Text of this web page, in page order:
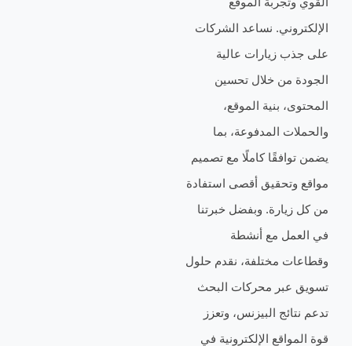
نساعد الشركات
زيارات عالية
خلال تحسين
بنية الموقع،
المدفوعة، بما
كاملًا مع تصميم
أقصى استفادة
وبفضل خبرتنا
مع أنشطة
مختلفة، نقدم حلول
محركات البحث
البيزنس، وتعزز
الإلكترونية في